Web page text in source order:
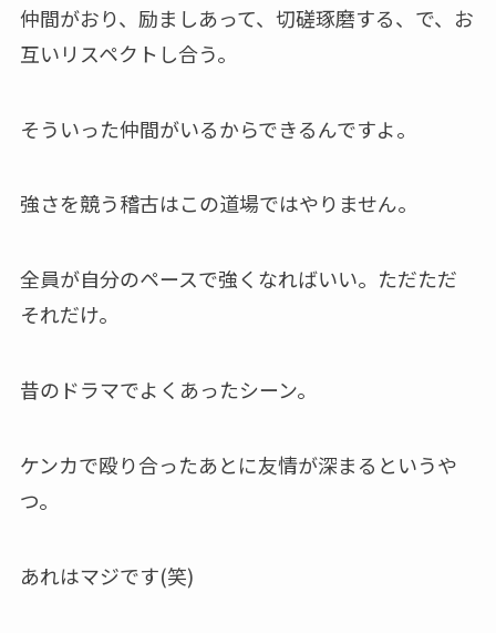
仲間がおり、励ましあって、切磋琢磨する、で、お
互いリスペクトし合う。
そういった仲間がいるからできるんですよ。
強さを競う稽古はこの道場ではやりません。
全員が自分のペースで強くなればいい。ただただ
それだけ。
昔のドラマでよくあったシーン。
ケンカで殴り合ったあとに友情が深まるというや
つ。
あれはマジです(笑)